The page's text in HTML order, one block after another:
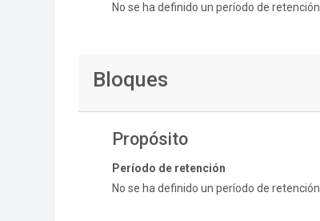
No se ha definido un período de retención
Bloques
Propósito
Período de retención
No se ha definido un período de retención